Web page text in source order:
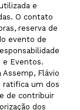
e
O contato
reserva de
evento de
e Eventos.
Flávio
ratifica um dos
de contribuir
dos